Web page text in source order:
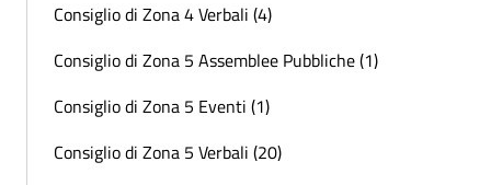
Consiglio di Zona 4 Verbali (4)
Consiglio di Zona 5 Assemblee Pubbliche (1)
Consiglio di Zona 5 Eventi (1)
Consiglio di Zona 5 Verbali (20)